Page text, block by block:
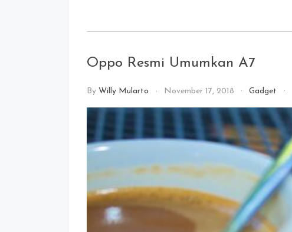
Oppo Resmi Umumkan A7
By Willy Mularto November 17, 2018 Gadget